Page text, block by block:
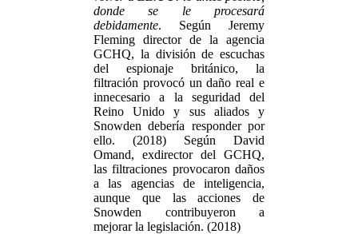
donde se le procesará
debidamente. Según Jeremy
Fleming director de la agencia
GCHQ, la división de escuchas
del espionaje británico, la
filtración provocó un daño real e
innecesario a la seguridad del
Reino Unido y sus aliados y
Snowden debería responder por
ello. (2018) Según David
Omand, exdirector del GCHQ,
las filtraciones provocaron daños
a las agencias de inteligencia,
aunque que las acciones de
Snowden contribuyeron a
mejorar la legislación. (2018)